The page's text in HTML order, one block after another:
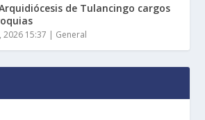
de Tulancingo cargos
2026 15:37 | General